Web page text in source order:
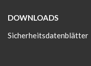
DOWNLOADS
Sicherheitsdatenblätter